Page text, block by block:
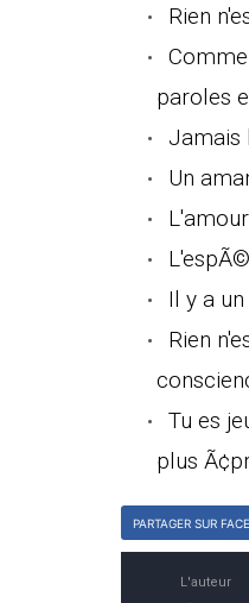
Rien
paroles
Jamais
Un
Il y a
Rien
Tu es
plus
PARTAGER SUR
L'auteur